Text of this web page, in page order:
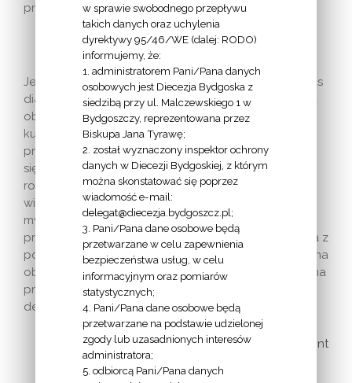
prawdy.
Jesteśmy skazani na dialog, to znaczy tylko wówczas
dialog ten ma szanse powodzenia, kiedy uzna się za
obecne i działające w każdej tradycji etnicznej i
kulturowej, w każdej tradycji religijnej, poszukiwanie
prawdy, dobra, Boga. A z drugiej strony, kto nazywa
się laikiem, nie może żądać posiadania monopolu na
rozum. Należy on do wszystkich, do każdej osoby
wierzącej i niewierzącej. Dziwnym laicyzmem jest
myślenie, że racjonalna argumentacja stanowi
przywilej osoby, a bardzo często mamy do czynienia z
poglądami fideistycznymi. Tania ironia, nieuzasadniona
obraza, kłamstwo, oczernianie, celowo nastawione na
przemoc i na nienawiść nie są godne
demokratycznego stylu i dyskusji.
print
w sprawie swobodnego przepływu
takich danych oraz uchylenia
dyrektywy 95/46/WE (dalej: RODO)
informujemy, że:
1. administratorem Pani/Pana danych
osobowych jest Diecezja Bydgoska z
siedzibą przy ul. Malczewskiego 1 w
Bydgoszczy, reprezentowana przez
Biskupa Jana Tyrawę;
2. został wyznaczony inspektor ochrony
danych w Diecezji Bydgoskiej, z którym
można skonstatować się poprzez
wiadomość e-mail:
delegat@diecezja.bydgoszcz.pl;
3. Pani/Pana dane osobowe będą
przetwarzane w celu zapewnienia
bezpieczeństwa usług, w celu
informacyjnym oraz pomiarów
statystycznych;
4. Pani/Pana dane osobowe będą
przetwarzane na podstawie udzielonej
zgody lub uzasadnionych interesów
administratora;
5. odbiorcą Pani/Pana danych